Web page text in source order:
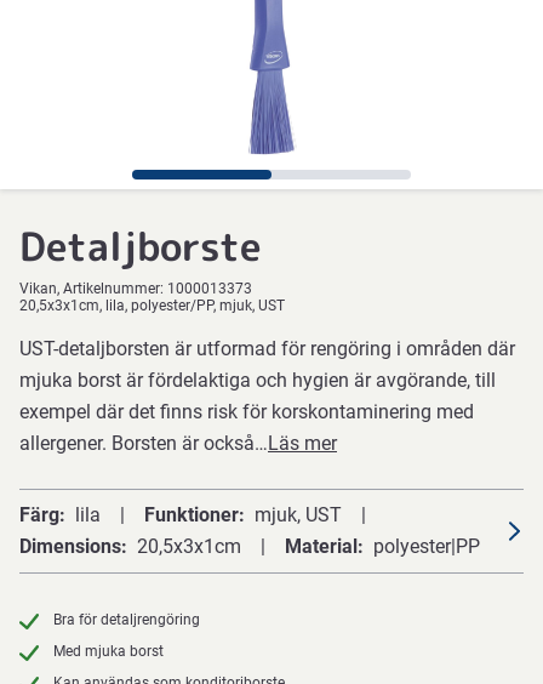
Detaljborste
Vikan Artikelnummer: 1000013373
20,5x3x1cm, lila, polyester/PP, mjuk, UST
UST-detaljborsten är utformad för rengöring i områden där
mjuka borst är fördelaktiga och hygien är avgörande, till
exempel där det finns risk för korskontaminering med
allergener. Borsten är också…Läs mer
Färg lila Funktioner
mjuk, UST
Dimensions
20,5x3x1cm Material polyester|PP
Bra för detaljrengöring
Med mjuka borst